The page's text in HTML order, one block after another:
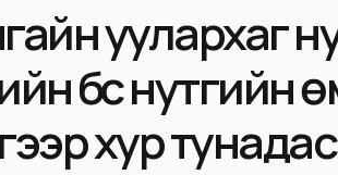
уулархаг
бүс нутгийн
хур